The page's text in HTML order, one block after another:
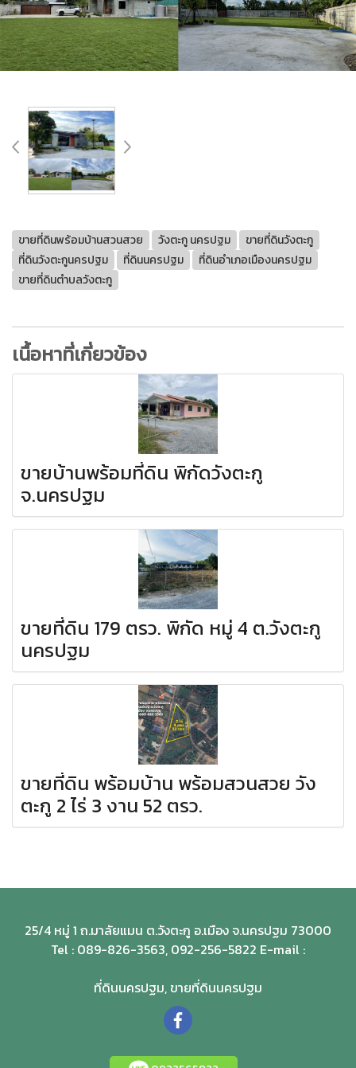
ขายที่ดินพร้อมบ้านสวนสวย วังตะกู นครปฐม
ขายที่ดินวังตะกู
ที่ดินวังตะกูนครปฐม
ที่ดินนครปฐม
ที่ดินอำเภอเมืองนครปฐม
ขายที่ดินตำบลวังตะกู
เนื้อหาที่เกี่ยวข้อง
ขายบ้านพร้อมที่ดิน พิกัดวังตะกู
จ.นครปฐม
ขายที่ดิน 179 ตรว. พิกัด หมู่ 4 ต.วังตะกู
นครปฐม
ขายที่ดิน พร้อมบ้าน พร้อมสวนสวย วัง
ตะกู 2 ไร่ 3 งาน 52 ตรว.
25/4 หมู่ 1 ถ.มาลัยแมน ต.วังตะกู อ.เมือง จ.นครปฐม 73000
Tel : 089-826-3563, 092-256-5822 E-mail :
ที่ดินนครปฐม, ขายที่ดินนครปฐม